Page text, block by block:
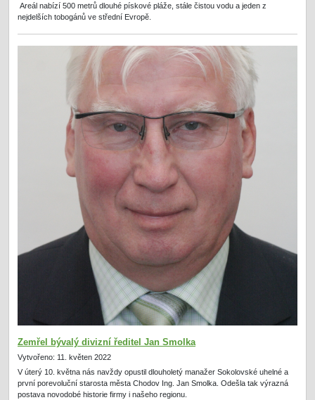
Areál nabízí 500 metrů dlouhé pískové pláže, stále čistou vodu a jeden z
nejdelších tobogánů ve střední Evropě.
Zemřel bývalý divizní ředitel Jan Smolka
Vytvořeno: 11. květen 2022
V úterý 10. května nás navždy opustil dlouholetý manažer Sokolovské uhelné a
první porevoluční starosta města Chodov Ing. Jan Smolka. Odešla tak výrazná
postava novodobé historie firmy i našeho regionu.